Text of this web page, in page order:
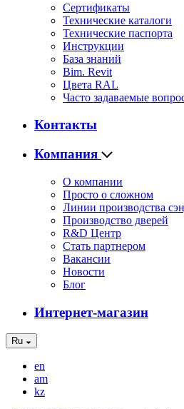
Сертификаты
Технические каталоги
Технические паспорта
Инструкции
База знаний
Bim. Revit
Цвета RAL
Часто задаваемые
Контакты
Компания
О компании
Просто о сложном
Линии производства
Производство дверей
R&D Центр
Стать партнером
Вакансии
Новости
Блог
Интернет-магазин
Ru
en
am
kz